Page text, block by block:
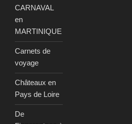
CARNAVAL
en
MARTINIQUE
Carnets de
voyage
Châteaux en
Pays de Loire
De